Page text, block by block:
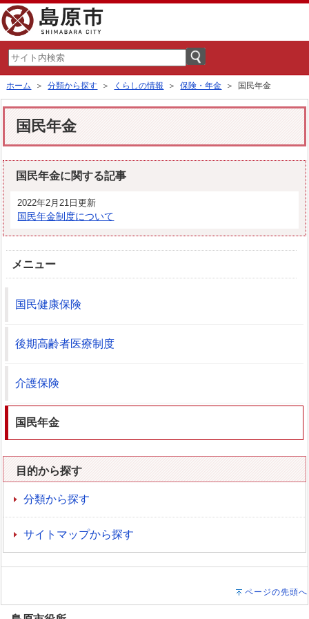
ホーム ＞分類から探す ＞ くらしの情報 ＞保険・年金 ＞ 国民年金
国民年金
国民年金に関する記事
2022年2月21日更新
国民年金制度について
メニュー
国民健康保険
後期高齢者医療制度
介護保険
国民年金
目的から探す
分類から探す
サイトマップから探す
ページの先頭へ